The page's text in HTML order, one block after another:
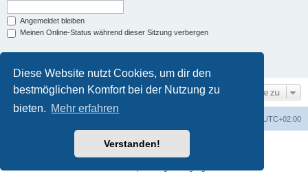
Diese Website nutzt Cookies, um dir den
bestmöglichen Komfort bei der Nutzung zu
bieten. Mehr erfahren
Verstanden!
Angemeldet bleiben
Meinen Online-Status während dieser Sitzung verbergen
Gehe zu
UTC+02:00
Powered byphpBB® Forum Software © phpBB Limited
phpBB.de